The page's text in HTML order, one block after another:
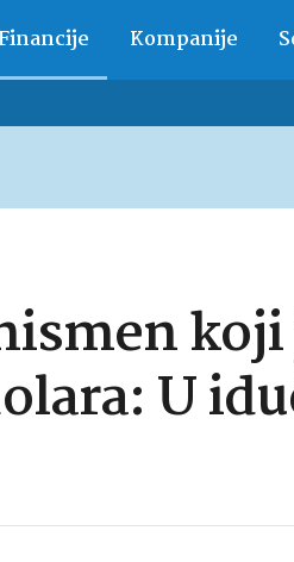
Financije Kompanije
U